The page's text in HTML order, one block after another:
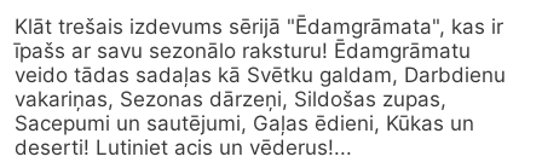
Klāt trešais izdevums sērijā "Ēdamgrāmata", kas ir
īpašs ar savu sezonālo raksturu! Ēdamgrāmatu
veido tādas sadaļas kā Svētku galdam, Darbdienu
vakariņas, Sezonas dārzeņi, Sildošas zupas,
Sacepumi un sautējumi, Gaļas ēdieni, Kūkas un
deserti! Lutiniet acis un vēderus!...